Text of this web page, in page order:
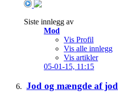
Siste innlegg av
Mod
Vis Profil
Vis alle innlegg
Vis artikler
05-01-15, 11:15
Jod og mængde af jod